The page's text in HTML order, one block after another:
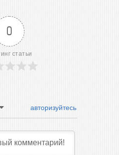
0
статьи
авторизуйтесь